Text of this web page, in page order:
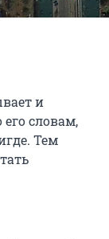
и
его словам,
Тем